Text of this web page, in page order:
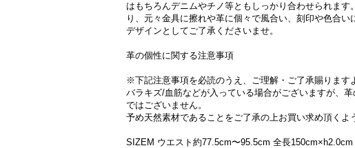
はもちろんデニムやチノ等ともしっかり合わせられます
り、元々金具に擦れや革に個々で風合い、刻印や色合い
デザインとしてご了承くださいませ。
革の個性に関する注意事項
※下記注意事項を必読のうえ、ご理解・ご了承賜ります
バラキズ/血筋などが入っている場合がございますが、
ではございません。
予め天然素材であることをご了承の上お買い求め頂くよ
SIZEM ウエスト約77.5cm〜95.5cm 全長150cm×h2.0cm